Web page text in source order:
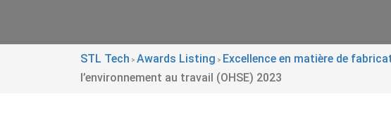
STL Tech > Awards Listing > Excellence en matière de
l’environnement au travail (OHSE) 2023